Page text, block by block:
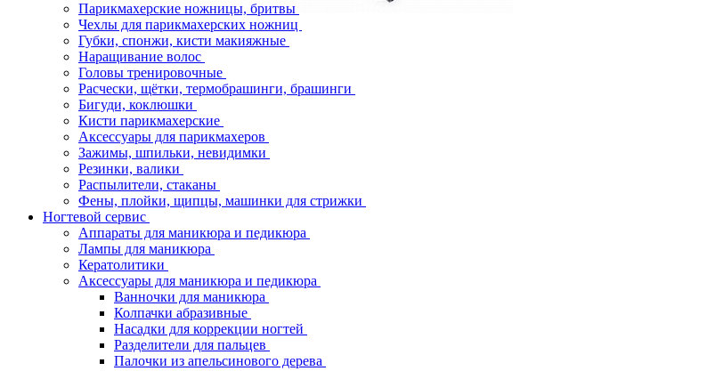
Парикмахерские ножницы, бритвы
Чехлы для парикмахерских ножниц
Губки, спонжи, кисти макияжные
Наращивание волос
Головы тренировочные
Расчески, щётки, термобрашинги, брашинги
Бигуди, коклюшки
Кисти парикмахерские
Аксессуары для парикмахеров
Зажимы, шпильки, невидимки
Резинки, валики
Распылители, стаканы
Фены, плойки, щипцы, машинки для стрижки
Ногтевой сервис
Аппараты для маникюра и педикюра
Лампы для маникюра
Кератолитики
Аксессуары для маникюра и педикюра
Ванночки для маникюра
Колпачки абразивные
Насадки для коррекции ногтей
Разделители для пальцев
Палочки из апельсинового дерева